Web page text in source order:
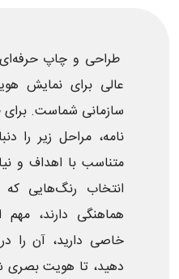
طراحی و چاپ
عالی برای نمایش
سازمانی شماست. برای
نامه، مراحل زیر را
متناسب با اهداف و
انتخاب رنگ‌هایی
هماهنگی دارند،
خاصی دارید، آن را
دهید، تا هویت بصری